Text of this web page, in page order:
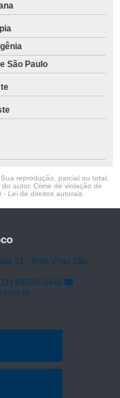
São Paulo
reprodução, parcial ou total,
autor. Crime de violação de
- Lei de direitos autorais
31 - Bela Vista São
94596-3446